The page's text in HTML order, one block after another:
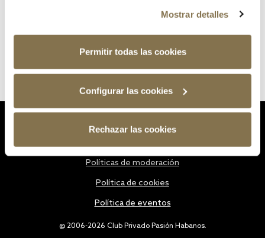
Mostrar detalles
Permitir todas las cookies
Configurar las cookies
Rechazar las cookies
@ 2006-2026 Club Privado Pasión Habanos.
Políticas de moderación
Política de cookies
Política de eventos